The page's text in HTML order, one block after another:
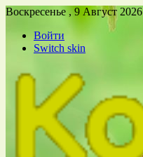
Воскресенье , 9 Август 2026
Войти
Switch skin